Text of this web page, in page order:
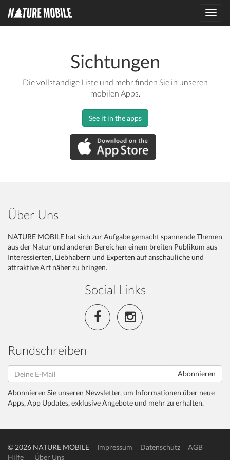
Sichtungen
Die vollständige Liste und mehr finden Sie in unseren
mobilen Apps.
See it in the apps
Über Uns
NATURE MOBILE hat sich zur Aufgabe gemacht spannende Themen
aus der Natur und anderen Bereichen einem breiten Publikum aus
Interessierten, Liebhabern und Experten auf anschauliche und
attraktive Art näher zu bringen.
Social Links
Rundschreiben
Abonnieren
Abonnieren Sie unseren Newsletter, um Informationen über neue
Apps, App Updates, exklusive Angebote und mehr zu erhalten.
© 2026 NATURE MOBILE Impressum Datenschutz
AGB
Hilfe
Über Uns